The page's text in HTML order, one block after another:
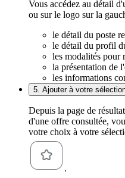
Vous accédez au détail
ou sur le logo sur la
le détail du poste
le détail du profil
les modalités pour
la présentation de
les informations
5. Ajouter à votre
Depuis la page de
d'une offre consultée,
votre choix à votre
.